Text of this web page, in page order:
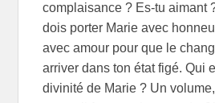
complaisance ? Es-tu aimant
dois porter Marie avec
avec amour pour que le
arriver dans ton état figé. Qui
divinité de Marie ? Un